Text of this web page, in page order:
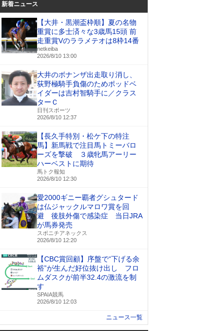
新着ニュース
【大井・黒潮盃枠順】夏の名物
重賞に多士済々な3歳馬15頭 前
走重賞Vのララメテオは8枠14番
netkeiba
2026/8/10 13:00
大井のボナンザ出走取り消し、
荻野極騎手負傷のためポッドベ
イダーは吉村智騎手に／クラス
ターＣ
日刊スポーツ
2026/8/10 12:37
【長久手特別・松ケ下の特注
馬】新馬戦で注目馬トミーバロ
ーズを撃破 ３歳牝馬アーリー
ハーベストに期待
馬トク報知
2026/8/10 12:30
愛2000ギニー覇者グシュタード
は仏ジャックルマロワ賞を回
避 後肢外傷で感染症 当日JRA
が馬券発売
スポニチアネックス
2026/8/10 12:20
【CBC賞回顧】序盤で“下げる余
裕”が生んだ好位抜け出し フロ
ムダスクが前半32.4の激流を制
す
SPAIA競馬
2026/8/10 12:03
ニュース一覧